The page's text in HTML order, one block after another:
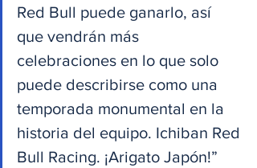
Red Bull puede ganarlo, así
que vendrán más
celebraciones en lo que solo
puede describirse como una
temporada monumental en la
historia del equipo. Ichiban Red
Bull Racing. ¡Arigato Japón!”